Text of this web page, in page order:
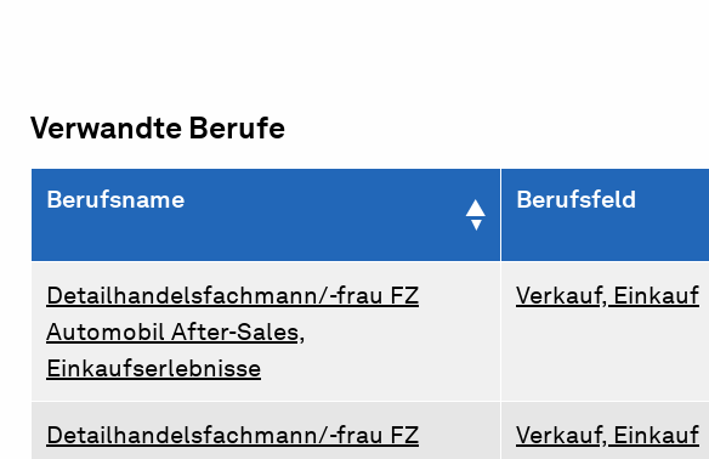
Verwandte Berufe
Berufsname Berufsfeld
Detailhandelsfachmann/-frau FZ
Automobil After-Sales,
Einkaufserlebnisse
Verkauf, Einkauf
Detailhandelsfachmann/-frau FZ
Verkauf, Einkauf